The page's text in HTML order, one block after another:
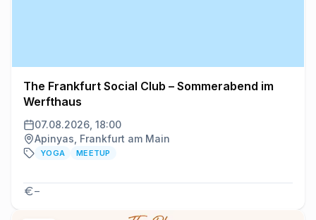
The Frankfurt Social Club – Sommerabend im
Werfthaus
07.08.2026, 18:00
Apinyas, Frankfurt am Main
YOGA MEETUP
–